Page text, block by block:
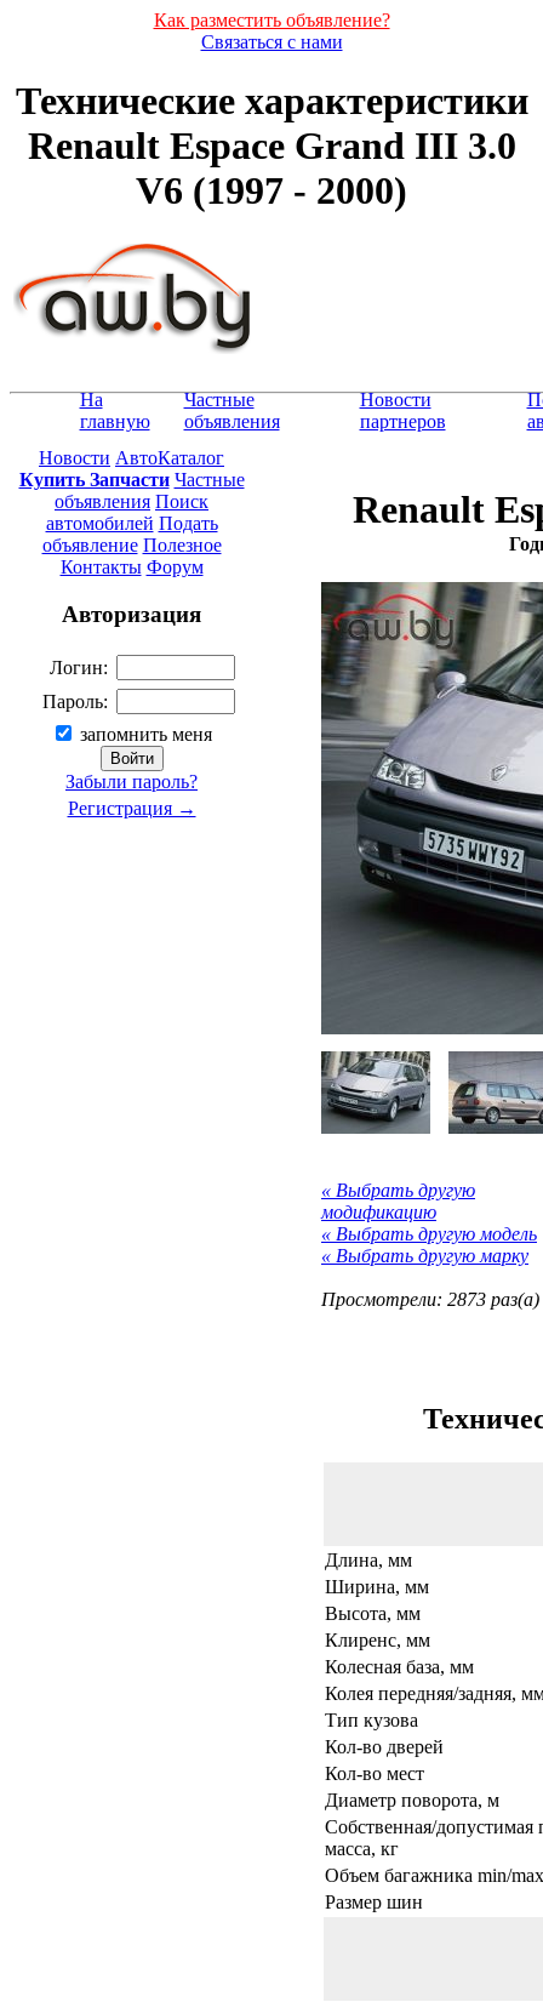
Как разместить объявление?
Связаться с нами
Технические характеристики
Renault Espace Grand III 3.0
V6 (1997 - 2000)
На
главную
Частные
объявления
Новости
партнеров
Новости АвтоКаталог
Купить Запчасти Частные
объявления Поиск
автомобилей Подать
объявление Полезное
Контакты Форум
Авторизация
Логин:
Пароль:
запомнить меня
Забыли пароль?
Регистрация →
Renault
« Выбрать другую
модификацию
« Выбрать другую модель
« Выбрать другую марку
Просмотрели: 2873 раз(а)
Длина, мм
Ширина, мм
Высота, мм
Клиренс, мм
Колесная база, мм
Колея передняя/задняя,
Тип кузова
Кол-во дверей
Кол-во мест
Диаметр поворота, м
Собственная/допустимая
масса, кг
Объем багажника min/
Размер шин